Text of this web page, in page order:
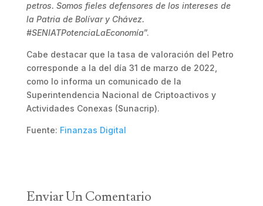
petros. Somos fieles defensores de los intereses de
la Patria de Bolívar y Chávez.
#SENIATPotenciaLaEconomía”.
Cabe destacar que la tasa de valoración del Petro
corresponde a la del día 31 de marzo de 2022,
como lo informa un comunicado de la
Superintendencia Nacional de Criptoactivos y
Actividades Conexas (Sunacrip).
Fuente: Finanzas Digital
Enviar Un Comentario